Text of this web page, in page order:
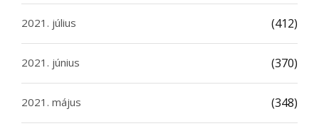
2021. július (412)
2021. június (370)
2021. május (348)